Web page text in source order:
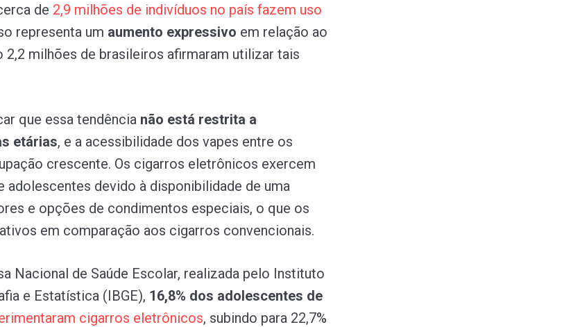
de 2,9 milhões de indivíduos no país fazem uso
representa um aumento expressivo em relação ao
2,2 milhões de brasileiros afirmaram utilizar tais
que essa tendência não está restrita a
etárias, e a acessibilidade dos vapes entre os
crescente. Os cigarros eletrônicos exercem
adolescentes devido à disponibilidade de uma
e opções de condimentos especiais, o que os
em comparação aos cigarros convencionais.
Nacional de Saúde Escolar, realizada pelo Instituto
e Estatística (IBGE), 16,8% dos adolescentes de
cigarros eletrônicos, subindo para 22,7%